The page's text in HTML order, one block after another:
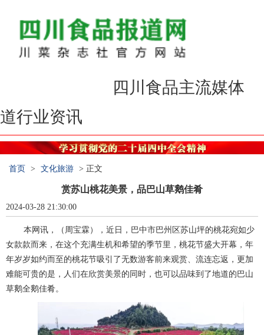
食品报道，报道食品
务民意
四川食品主流媒体
行业资讯
首页 > 文化旅游 > 正文
赏苏山桃花美景，品巴山草鹅佳肴
2024-03-28 21:30:00
本网讯，（周宝霖），近日，巴中市巴州区苏山坪的桃花宛如少
女款款而来，在这个充满生机和希望的季节里，桃花节盛大开幕，年
年岁岁如约而至的桃花节吸引了无数游客前来观赏、流连忘返，更加
难能可贵的是，人们在欣赏美景的同时，也可以品味到了地道的巴山
草鹅全鹅佳肴。